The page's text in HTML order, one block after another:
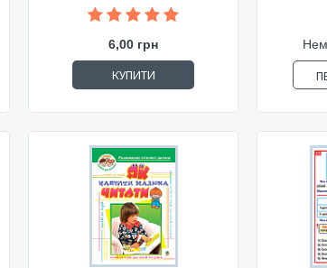
6,00 грн
КУПИТИ